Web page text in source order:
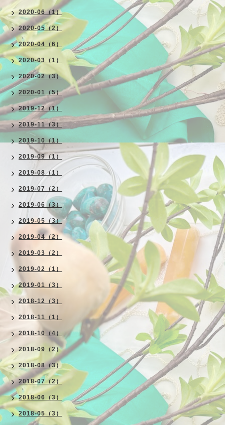
2020-06（1）
2020-05（2）
2020-04（6）
2020-03（1）
2020-02（3）
2020-01（5）
2019-12（1）
2019-11（3）
2019-10（1）
2019-09（1）
2019-08（1）
2019-07（2）
2019-06（3）
2019-05（3）
2019-04（2）
2019-03（2）
2019-02（1）
2019-01（3）
2018-12（3）
2018-11（1）
2018-10（4）
2018-09（2）
2018-08（3）
2018-07（2）
2018-06（3）
2018-05（3）